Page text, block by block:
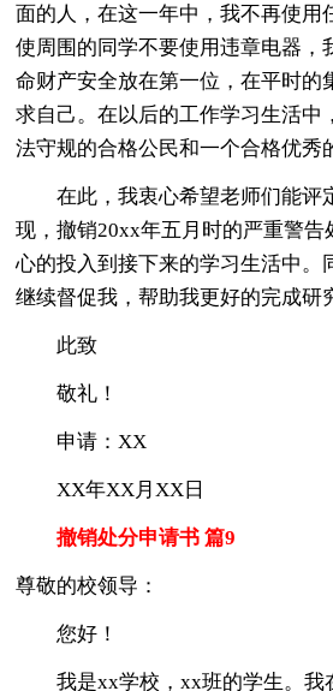
面的人，在这一年中，我不再使用
使周围的同学不要使用违章电器，
命财产安全放在第一位，在平时的
求自己。在以后的工作学习生活中
法守规的合格公民和一个合格优秀
在此，我衷心希望老师们能评
现，撤销20xx年五月时的严重警告
心的投入到接下来的学习生活中。
继续督促我，帮助我更好的完成研
此致
敬礼！
申请：XX
XX年XX月XX日
撤销处分申请书 篇9
尊敬的校领导：
您好！
我是xx学校，xx班的学生。我